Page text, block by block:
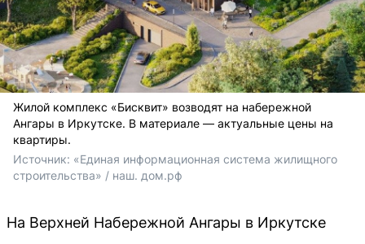
Жилой комплекс «Бисквит» возводят на набережной
Ангары в Иркутске. В материале — актуальные цены на
квартиры.
Источник: «Единая информационная система жилищного
строительства» / наш. дом.рф
На Верхней Набережной Ангары в Иркутске